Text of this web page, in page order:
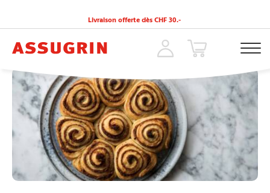
Livraison offerte dès CHF 30.-
ACCUEIL RECETTES » ROULÉS À LA CANNELLE